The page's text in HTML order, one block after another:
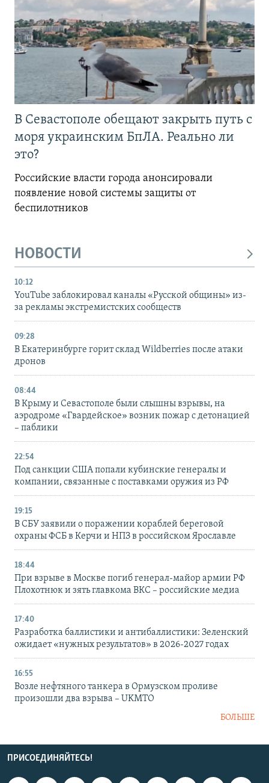
В Севастополе обещают закрыть путь с
моря украинским БпЛА. Реально ли
это?
Российские власти города анонсировали
появление новой системы защиты от
беспилотников
НОВОСТИ
10:12
YouTube заблокировал каналы «Русской общины» из-
за рекламы экстремистских сообществ
09:28
В Екатеринбурге горит склад Wildberries после атаки
дронов
08:44
В Крыму и Севастополе были слышны взрывы, на
аэродроме «Гвардейское» возник пожар с детонацией
– паблики
22:54
Под санкции США попали кубинские генералы и
компании, связанные с поставками оружия из РФ
19:15
В СБУ заявили о поражении кораблей береговой
охраны ФСБ в Керчи и НПЗ в российском Ярославле
18:44
При взрыве в Москве погиб генерал-майор армии РФ
Плохотнюк и зять главкома ВКС – российские медиа
17:40
Разработка баллистики и антибаллистики: Зеленский
ожидает «нужных результатов» в 2026-2027 годах
16:55
Возле нефтяного танкера в Ормузском проливе
произошли два взрыва – UKMTO
БОЛЬШЕ
ПРИСОЕДИНЯЙТЕСЬ!